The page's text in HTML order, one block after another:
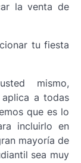
la venta de
tu fiesta
mismo,
aplica a todas
que es lo
incluirlo en
mayoría de
sea muy